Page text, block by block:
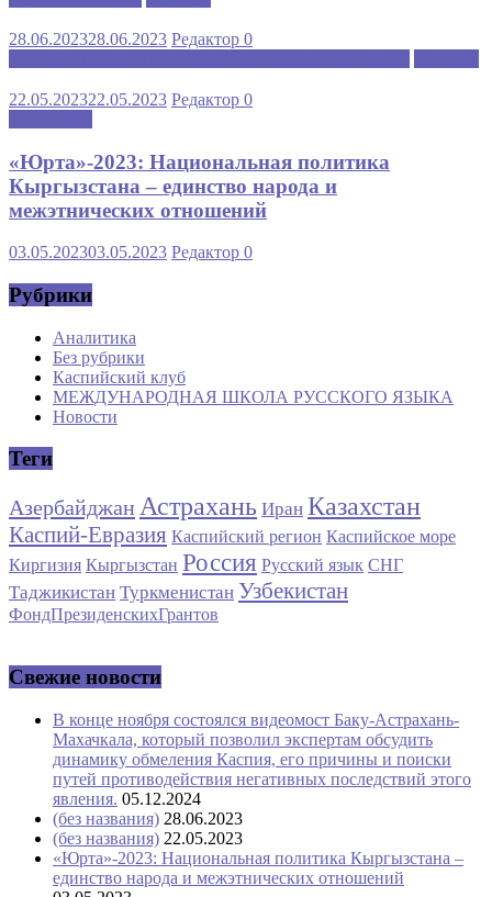
28.06.202328.06.2023 Редактор 0
22.05.202322.05.2023 Редактор 0
«Юрта»-2023: Национальная политика
Кыргызстана – единство народа и
межэтнических отношений
03.05.202303.05.2023 Редактор 0
Рубрики
Аналитика
Без рубрики
Каспийский клуб
МЕЖДУНАРОДНАЯ ШКОЛА РУССКОГО ЯЗЫКА
Новости
Теги
Азербайджан Астрахань Иран Казахстан
Каспий-Евразия Каспийский регион Каспийское море
Киргизия Кыргызстан Россия Русский язык СНГ
Таджикистан Туркменистан Узбекистан
ФондПрезиденскихГрантов
Свежие новости
В конце ноября состоялся видеомост Баку-Астрахань-
Махачкала, который позволил экспертам обсудить
динамику обмеления Каспия, его причины и поиски
путей противодействия негативных последствий этого
явления. 05.12.2024
(без названия) 28.06.2023
(без названия) 22.05.2023
«Юрта»-2023: Национальная политика Кыргызстана –
единство народа и межэтнических отношений